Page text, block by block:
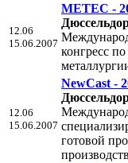
12.06
15.06.2007
METEC -
конгресс
12.06
15.06.2007
NewCast -
готовой